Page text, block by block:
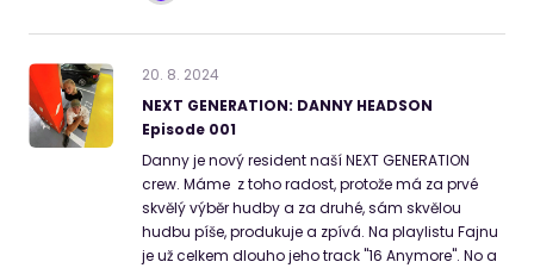
20. 8. 2024
NEXT GENERATION: DANNY HEADSON
Episode 001
Danny je nový resident naší NEXT GENERATION
crew. Máme z toho radost, protože má za prvé
skvělý výběr hudby a za druhé, sám skvělou
hudbu píše, produkuje a zpívá. Na playlistu Fajnu
je už celkem dlouho jeho track "16 Anymore". No a